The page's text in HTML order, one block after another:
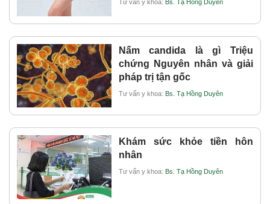
Tư vấn y khoa: Bs. Tạ Hồng Duyên
Nấm candida là gì Triệu
chứng Nguyên nhân và giải
pháp trị tận gốc
Tư vấn y khoa: Bs. Tạ Hồng Duyên
Khám sức khỏe tiền hôn
nhân
Tư vấn y khoa: Bs. Tạ Hồng Duyên